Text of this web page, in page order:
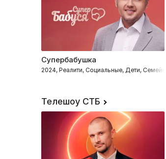
Супербабушка
2024, Реалити, Социальные, Дети,
Телешоу СТБ